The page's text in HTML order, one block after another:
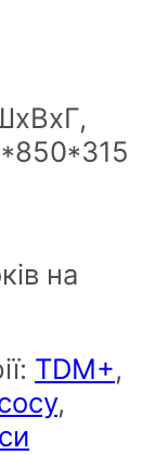
на
TDM+,
,